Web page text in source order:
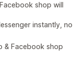
shop will
instantly, no
& Facebook shop